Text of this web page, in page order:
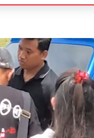
#3prabowo
#5demo
Promoted
Terakhir yang dicari
Loading...